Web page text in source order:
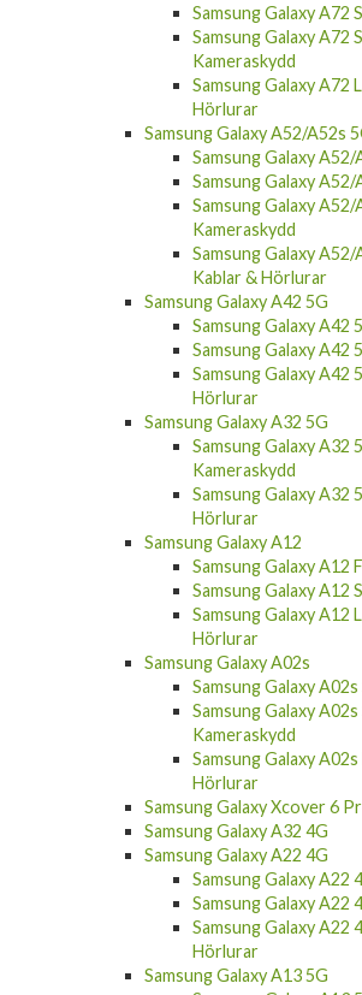
Samsung Galaxy A72
Samsung Galaxy A72
Kameraskydd
Samsung Galaxy A72
Hörlurar
Samsung Galaxy A52/A52s
Samsung Galaxy A52/
Samsung Galaxy A52/
Samsung Galaxy
Kameraskydd
Samsung Galaxy A52/
Kablar & Hörlurar
Samsung Galaxy A42 5G
Samsung Galaxy A42
Samsung Galaxy A42
Samsung Galaxy A42
Hörlurar
Samsung Galaxy A32 5G
Samsung Galaxy A32
Kameraskydd
Samsung Galaxy A32
Hörlurar
Samsung Galaxy A12
Samsung Galaxy A12
Samsung Galaxy A12
Samsung Galaxy A12
Hörlurar
Samsung Galaxy A02s
Samsung Galaxy A02s
Samsung Galaxy
Kameraskydd
Samsung Galaxy
Hörlurar
Samsung Galaxy Xcover 6
Samsung Galaxy A32 4G
Samsung Galaxy A22 4G
Samsung Galaxy A22
Samsung Galaxy A22
Samsung Galaxy A22
Hörlurar
Samsung Galaxy A13 5G